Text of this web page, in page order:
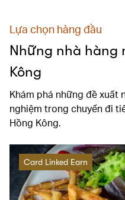
Lựa chọn hàng đầu
Những nhà hàng
Kông
Khám phá những đề xuất
nghiệm trong chuyến đi
Hồng Kông.
Card Linked Earn